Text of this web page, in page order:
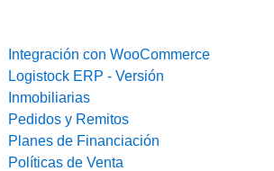
Integración con WooCommerce
Logistock ERP - Versión
Inmobiliarias
Pedidos y Remitos
Planes de Financiación
Políticas de Venta